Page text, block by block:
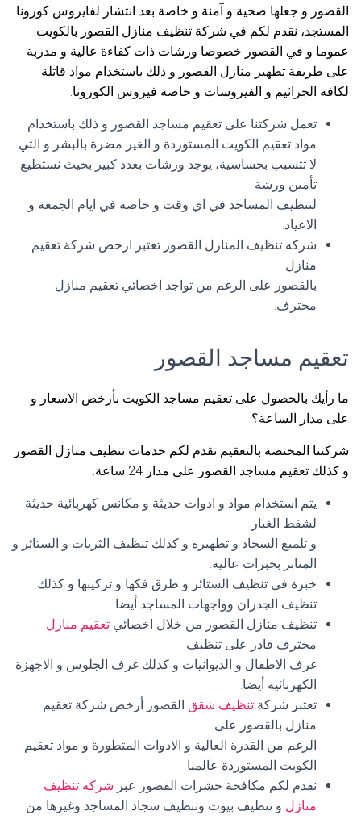
القصور و جعلها صحية و آمنة و خاصة بعد انتشار لفايروس كورونا
المستجد، نقدم لكم في شركة تنظيف منازل القصور بالكويت
عموما و في القصور خصوصا ورشات ذات كفاءة عالية و مدربة
على طريقة تطهير منازل القصور و ذلك باستخدام مواد قاتلة
لكافة الجراثيم و الفيروسات و خاصة فيروس الكورونا.
تعمل شركتنا على تعقيم مساجد القصور و ذلك باستخدام
مواد تعقيم الكويت المستوردة و الغير مضرة بالبشر و التي
لا تتسبب بحساسية، يوجد ورشات بعدد كبير بحيث نستطيع
تأمين ورشة
لتنظيف المساجد في اي وقت و خاصة في ايام الجمعة و
الاعياد.
شركه تنظيف المنازل القصور تعتبر ارخص شركة تعقيم
منازل
بالقصور على الرغم من تواجد اخصائي تعقيم منازل
محترف.
تعقيم مساجد القصور
ما رأيك بالحصول على تعقيم مساجد الكويت بأرخص الاسعار و
على مدار الساعة؟
شركتنا المختصة بالتعقيم تقدم لكم خدمات تنظيف منازل القصور
و كذلك تعقيم مساجد القصور على مدار 24 ساعة.
يتم استخدام مواد و ادوات حديثة و مكانس كهربائية حديثة
لشفط الغبار
و تلميع السجاد و تطهيره و كذلك تنظيف الثريات و الستائر و
المنابر بخبرات عالية.
خبرة في تنظيف الستائر و طرق فكها و تركيبها و كذلك
تنظيف الجدران وواجهات المساجد أيضا.
تنظيف منازل القصور من خلال اخصائي تعقيم منازل
محترف قادر على تنظيف
غرف الاطفال و الديوانيات و كذلك غرف الجلوس و الاجهزة
الكهربائية أيضا.
تعتبر شركة تنظيف شقق القصور أرخص شركة تعقيم
منازل بالقصور على
الرغم من القدرة العالية و الادوات المتطورة و مواد تعقيم
الكويت المستوردة عالميا
نقدم لكم مكافحة حشرات القصور عبر شركه تنظيف
منازل و تنظيف بيوت وتنظيف سجاد المساجد وغيرها من